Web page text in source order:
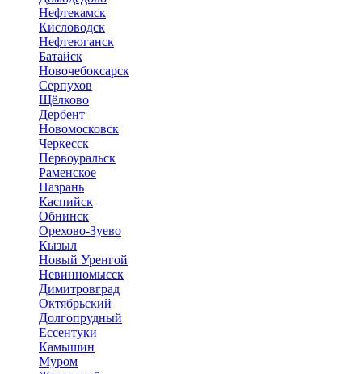
Нефтекамск
Кисловодск
Нефтеюганск
Батайск
Новочебоксарск
Серпухов
Щёлково
Дербент
Новомосковск
Черкесск
Первоуральск
Раменское
Назрань
Каспийск
Обнинск
Орехово-Зуево
Кызыл
Новый Уренгой
Невинномысск
Димитровград
Октябрьский
Долгопрудный
Ессентуки
Камышин
Муром